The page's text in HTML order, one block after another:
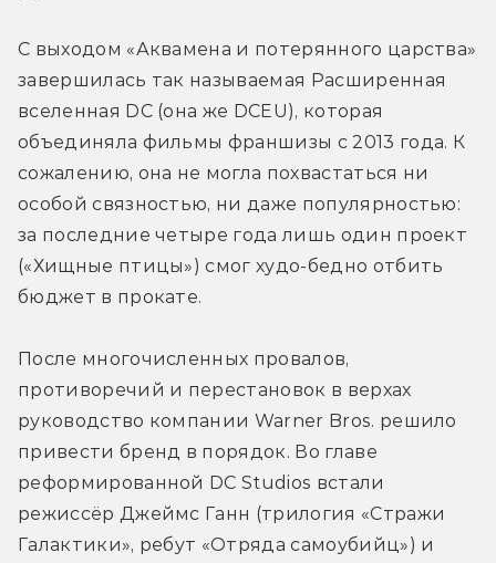
С выходом «Аквамена и потерянного царства»
завершилась так называемая Расширенная
вселенная DC (она же DCEU), которая
объединяла фильмы франшизы с 2013 года. К
сожалению, она не могла похвастаться ни
особой связностью, ни даже популярностью:
за последние четыре года лишь один проект
(«Хищные птицы») смог худо-бедно отбить
бюджет в прокате.
После многочисленных провалов,
противоречий и перестановок в верхах
руководство компании Warner Bros. решило
привести бренд в порядок. Во главе
реформированной DC Studios встали
режиссёр Джеймс Ганн (трилогия «Стражи
Галактики», ребут «Отряда самоубийц») и